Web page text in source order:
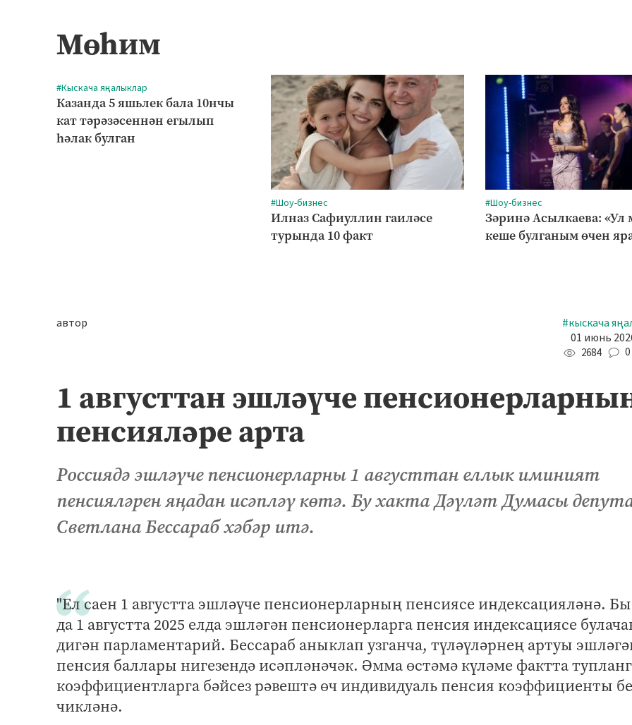
Мөһим
#Кыскача яңалыклар
Казанда 5 яшьлек бала 10нчы
кат тәрәзәсеннән егылып
һәлак булган
#Шоу-бизнес
Илназ Сафиуллин гаиләсе
турында 10 факт
#Шоу-бизнес
Зәринә Асылкаева: «Ул
кеше булганым өчен
автор
#кыскача
01 июнь
2684 0
1 августтан эшләүче
пенсияләре арта
Россиядә эшләүче пенсионерларны 1 августтан еллык иминият
пенсияләрен яңадан исәпләү көтә. Бу хакта Дәүләт Думасы
Светлана Бессараб хәбәр итә.
"Ел саен 1 августта эшләүче пенсионерларның пенсиясе индексацияләнә.
да 1 августта 2025 елда эшләгән пенсионерларга пенсия индексациясе
дигән парламентарий. Бессараб аныклап узганча, түләүләрнең артуы
пенсия баллары нигезендә исәпләнәчәк. Әмма өстәмә күләме фактта
коэффициентларга бәйсез рәвештә өч индивидуаль пенсия коэффициенты
чикләнә.